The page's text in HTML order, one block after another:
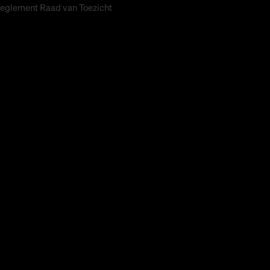
Raad van Toezicht